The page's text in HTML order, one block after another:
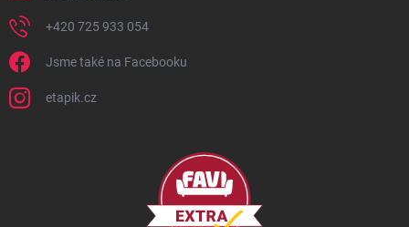
+420 725 933 054
Jsme také na Facebooku
etapik.cz